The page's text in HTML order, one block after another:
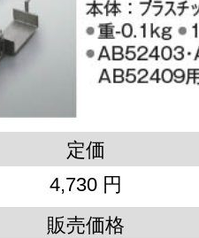
定価
4,730 円
販売価格